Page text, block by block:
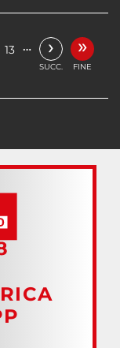
13 … ›
SUCC.
»
FINE